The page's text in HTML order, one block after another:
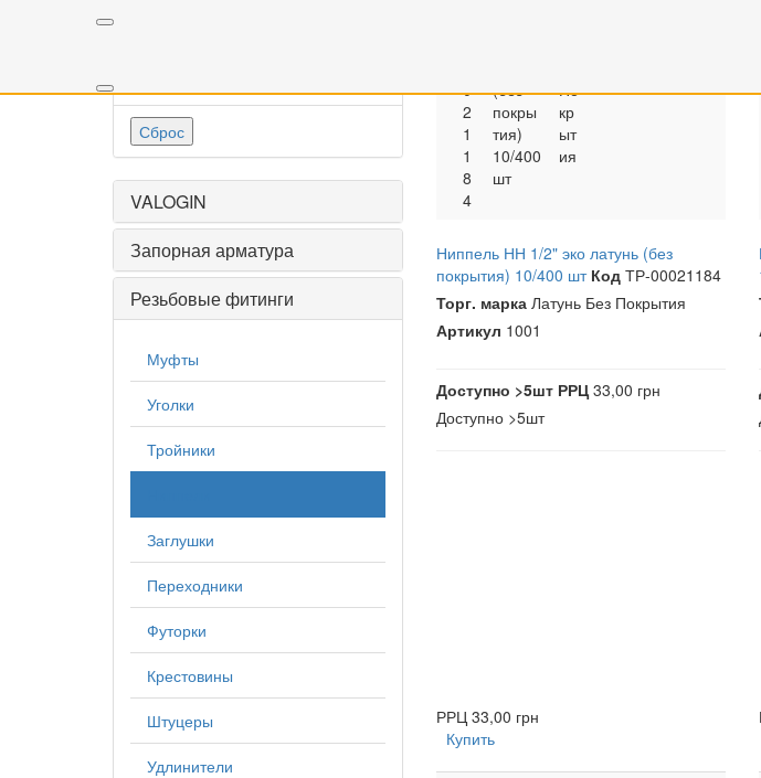
Сброс
VALOGIN
Запорная арматура
Резьбовые фитинги
Муфты
Уголки
Тройники
Заглушки
Переходники
Футорки
Крестовины
Штуцеры
Удлинители
0
2
1
1
8
4
(без
покры
тия)
10/400
шт
По
кр
ыт
ия
Ниппель НН 1/2" эко латунь (без
покрытия) 10/400 шт КодТР-00021184
Торг. маркаЛатунь Без Покрытия
Артикул 1001
Доступно >5шт РРЦ33,00 грн
Доступно >5шт
РРЦ 33,00 грн
Купить